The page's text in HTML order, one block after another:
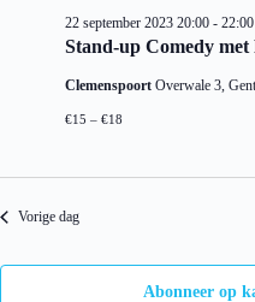
Stand-up Comedy
22 september 2023 20:00 - 22:00
Clemenspoort Overwale 3, Gent
€15 – €18
Vorige dag
Abonneer op